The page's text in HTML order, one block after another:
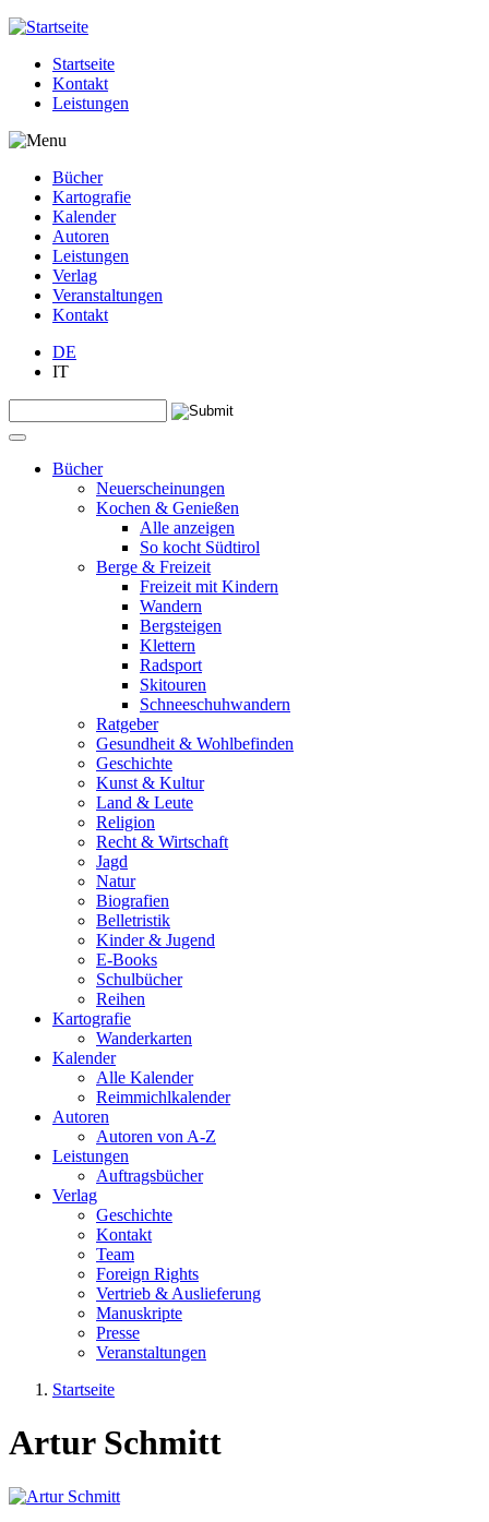
Jump to navigation
Startseite
Kontakt
Leistungen
Bücher
Kartografie
Kalender
Autoren
Leistungen
Verlag
Veranstaltungen
Kontakt
DE
IT
Suchformular
Bücher
Neuerscheinungen
Kochen & Genießen
Alle anzeigen
So kocht Südtirol
Berge & Freizeit
Freizeit mit Kindern
Wandern
Bergsteigen
Klettern
Radsport
Skitouren
Schneeschuhwandern
Ratgeber
Gesundheit & Wohlbefinden
Geschichte
Kunst & Kultur
Land & Leute
Religion
Recht & Wirtschaft
Jagd
Natur
Biografien
Belletristik
Kinder & Jugend
E-Books
Schulbücher
Reihen
Kartografie
Wanderkarten
Kalender
Alle Kalender
Reimmichlkalender
Autoren
Autoren von A-Z
Leistungen
Auftragsbücher
Verlag
Geschichte
Kontakt
Team
Foreign Rights
Vertrieb & Auslieferung
Manuskripte
Presse
Veranstaltungen
Startseite
Artur Schmitt